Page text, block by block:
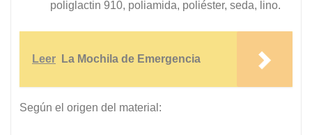
poliglactin 910, poliamida, poliéster, seda, lino.
Leer La Mochila de Emergencia
Según el origen del material: